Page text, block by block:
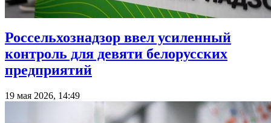
Россельхознадзор ввел усиленный
контроль для девяти белорусских
предприятий
19 мая 2026, 14:49